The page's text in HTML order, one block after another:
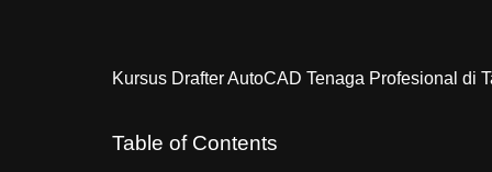
Kursus Drafter AutoCAD Tenaga Profesional di
Table of Contents